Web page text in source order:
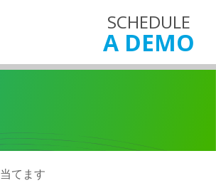
SCHEDULE
A DEMO
てます